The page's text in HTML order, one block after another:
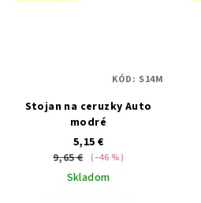
Stojan na ceruzky Auto
modré
5,15 €
9,65 € (–46 %)
Skladom
KÓD: S14M